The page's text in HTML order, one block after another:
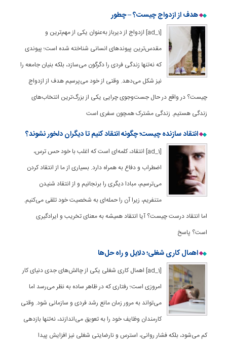
هدف از ازدواج چیست؟ – چطور
[ad_1] ازدواج از دیرباز به‌عنوان یکی از مهم‌ترین و
مقدس‌ترین پیوندهای انسانی شناخته شده است؛ پیوندی
که نه‌تنها زندگی فردی را دگرگون می‌سازد، بلکه بنیان جامعه را
نیز شکل می‌دهد. وقتی از خود می‌پرسیم هدف از ازدواج
چیست؟ در واقع در حال جست‌وجوی چرایی یکی از بزرگ‌ترین انتخاب‌های
زندگی هستیم. زندگی مشترک همچون سفری است
انتقاد سازنده چیست؛ چگونه انتقاد کنیم تا دیگران دلخور نشوند؟
[ad_1] انتقاد، کلمه‌ای است که اغلب با خود حس ترس،
اضطراب و دفاع به همراه دارد. بسیاری از ما از انتقاد کردن
می‌ترسیم، مبادا دیگری را برنجانیم و از انتقاد شنیدن
متنفریم، زیرا آن را حمله‌ای به شخصیت خود تلقی می‌کنیم.
اما انتقاد درست چیست؟ آیا انتقاد همیشه به معنای تخریب و ایرادگیری
است؟ پاسخ
اهمال کاری شغلی؛ دلایل و راه حل‌ها
[ad_1] اهمال کاری شغلی یکی از چالش‌های جدی دنیای کار
امروزی است؛ رفتاری که در ظاهر ساده به نظر می‌رسد اما
می‌تواند به مرور زمان مانع رشد فردی و سازمانی شود. وقتی
کارمندان وظایف خود را به تعویق می‌اندازند، نه‌تنها بازدهی
کم می‌شود، بلکه فشار روانی، استرس و نارضایتی شغلی نیز افزایش پیدا